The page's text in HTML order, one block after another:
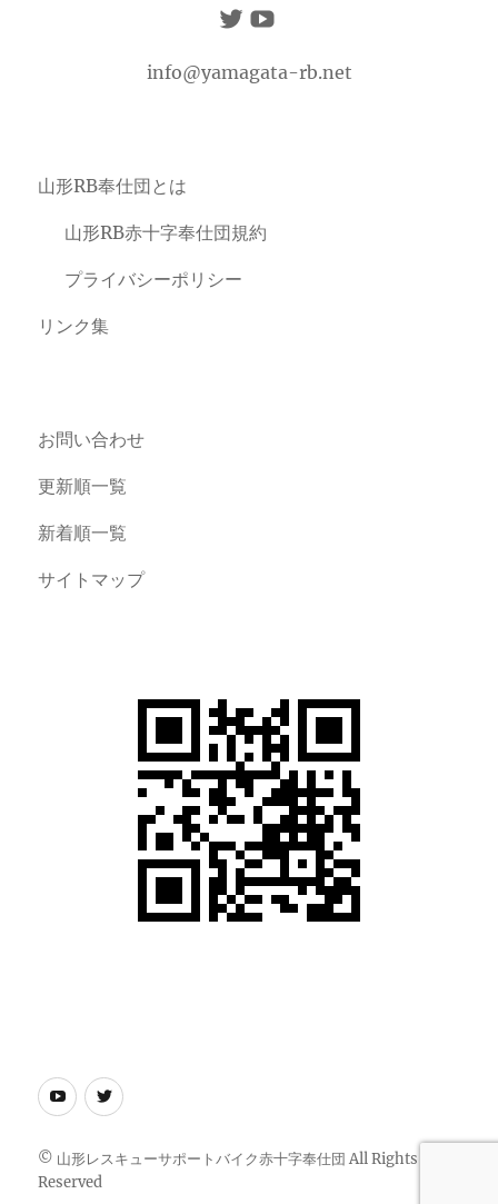
info@yamagata-rb.net
山形RB奉仕団とは
山形RB赤十字奉仕団規約
プライバシーポリシー
リンク集
お問い合わせ
更新順一覧
新着順一覧
サイトマップ
youtubetwitter
© 山形レスキューサポートバイク赤十字奉仕団 All Rights
Reserved